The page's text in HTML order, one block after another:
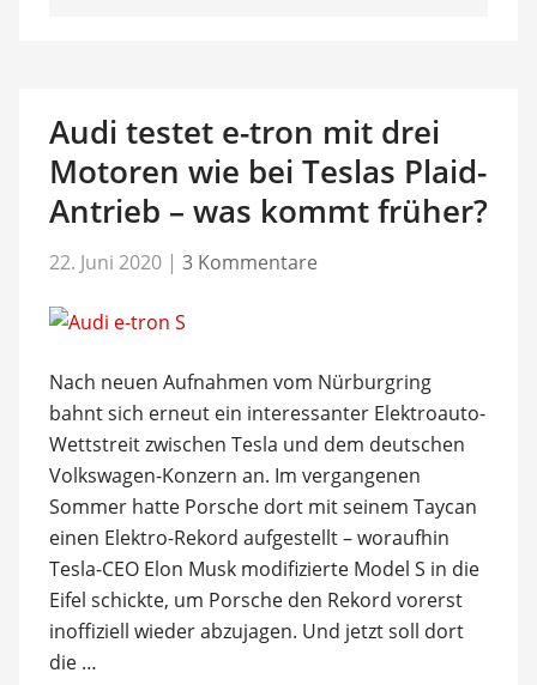
Audi testet e-tron mit drei
Motoren wie bei Teslas Plaid-
Antrieb – was kommt früher?
22. Juni 2020 | 3 Kommentare
Nach neuen Aufnahmen vom Nürburgring
bahnt sich erneut ein interessanter Elektroauto-
Wettstreit zwischen Tesla und dem deutschen
Volkswagen-Konzern an. Im vergangenen
Sommer hatte Porsche dort mit seinem Taycan
einen Elektro-Rekord aufgestellt – woraufhin
Tesla-CEO Elon Musk modifizierte Model S in die
Eifel schickte, um Porsche den Rekord vorerst
inoffiziell wieder abzujagen. Und jetzt soll dort
die …